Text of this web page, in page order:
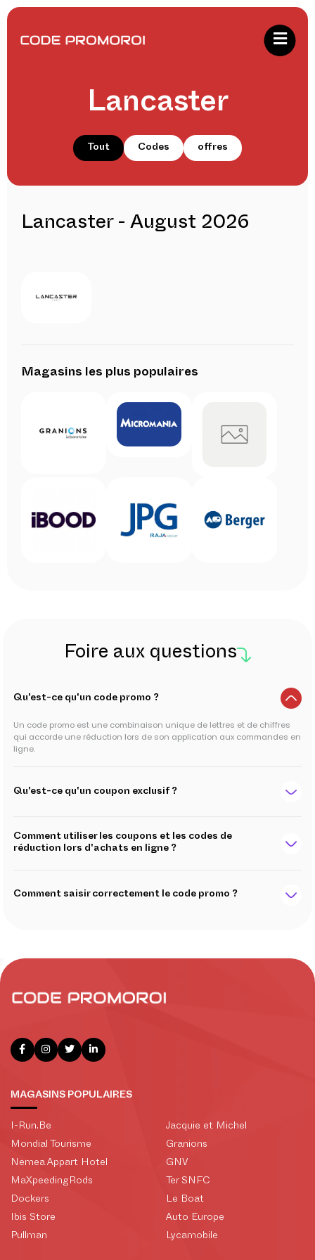
Lancaster
Tout Codes offres
Lancaster - August 2026
Magasins les plus populaires
Foire aux questions
Qu'est-ce qu'un code promo ?
Un code promo est une combinaison unique de lettres et de chiffres
qui accorde une réduction lors de son application aux commandes en
ligne.
Qu'est-ce qu'un coupon exclusif ?
Comment utiliser les coupons et les codes de
réduction lors d'achats en ligne ?
Comment saisir correctement le code promo ?
MAGASINS POPULAIRES
I-Run.Be
Mondial Tourisme
Nemea Appart Hotel
MaXpeedingRods
Dockers
Ibis Store
Pullman
Jacquie et Michel
Granions
GNV
Ter SNFC
Le Boat
Auto Europe
Lycamobile